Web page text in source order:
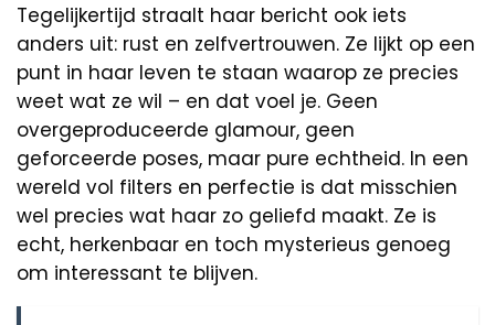
Tegelijkertijd straalt haar bericht ook iets
anders uit: rust en zelfvertrouwen. Ze lijkt op een
punt in haar leven te staan waarop ze precies
weet wat ze wil – en dat voel je. Geen
overgeproduceerde glamour, geen
geforceerde poses, maar pure echtheid. In een
wereld vol filters en perfectie is dat misschien
wel precies wat haar zo geliefd maakt. Ze is
echt, herkenbaar en toch mysterieus genoeg
om interessant te blijven.